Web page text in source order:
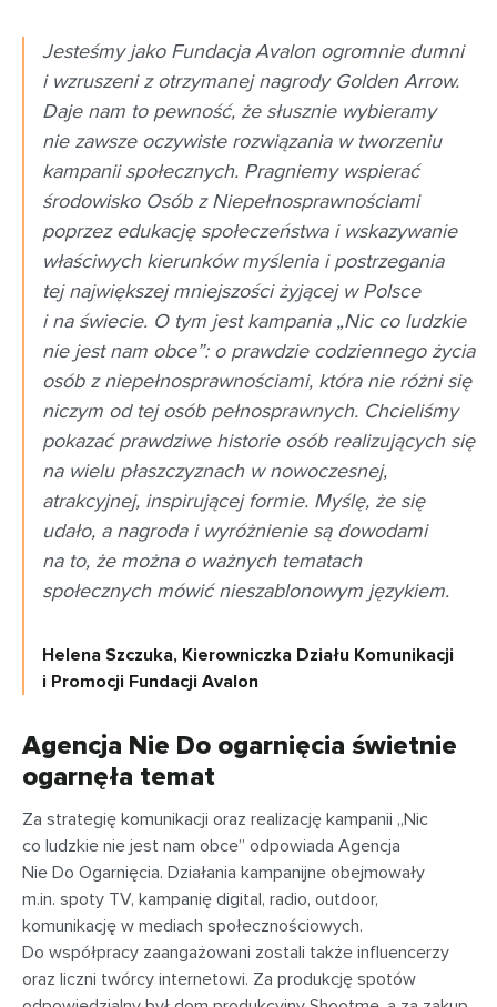
Jesteśmy jako Fundacja Avalon ogromnie dumni
i wzruszeni z otrzymanej nagrody Golden Arrow.
Daje nam to pewność, że słusznie wybieramy
nie zawsze oczywiste rozwiązania w tworzeniu
kampanii społecznych. Pragniemy wspierać
środowisko Osób z Niepełnosprawnościami
poprzez edukację społeczeństwa i wskazywanie
właściwych kierunków myślenia i postrzegania
tej największej mniejszości żyjącej w Polsce
i na świecie. O tym jest kampania „Nic co ludzkie
nie jest nam obce”: o prawdzie codziennego życia
osób z niepełnosprawnościami, która nie różni się
niczym od tej osób pełnosprawnych. Chcieliśmy
pokazać prawdziwe historie osób realizujących się
na wielu płaszczyznach w nowoczesnej,
atrakcyjnej, inspirującej formie. Myślę, że się
udało, a nagroda i wyróżnienie są dowodami
na to, że można o ważnych tematach
społecznych mówić nieszablonowym językiem.
Helena Szczuka, Kierowniczka Działu Komunikacji
i Promocji Fundacji Avalon
Agencja Nie Do ogarnięcia świetnie
ogarnęła temat
Za strategię komunikacji oraz realizację kampanii „Nic
co ludzkie nie jest nam obce” odpowiada Agencja
Nie Do Ogarnięcia. Działania kampanijne obejmowały
m.in. spoty TV, kampanię digital, radio, outdoor,
komunikację w mediach społecznościowych.
Do współpracy zaangażowani zostali także influencerzy
oraz liczni twórcy internetowi. Za produkcję spotów